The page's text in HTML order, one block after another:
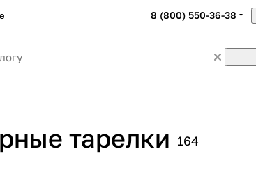
8 (800) 550-36-38
тарелки 164
твердосплавные